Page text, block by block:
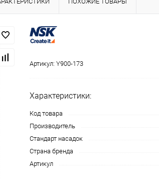
Артикул: Y900-173
Характеристики:
Код товара
Производитель
Стандарт насадок
Страна бренда
Артикул